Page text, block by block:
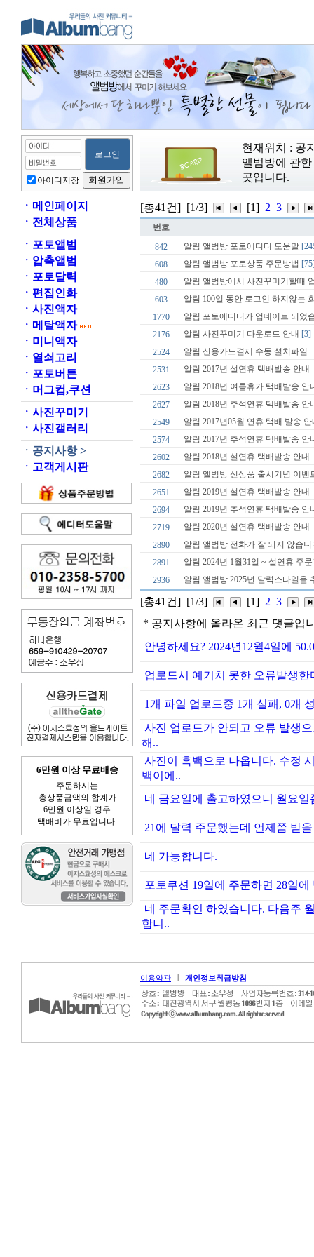
아이디저장
ㆍ 메인페이지
ㆍ 전체상품
ㆍ 포토앨범
ㆍ 압축앨범
ㆍ 포토달력
ㆍ 편집인화
ㆍ 사진액자
ㆍ 메탈액자
ㆍ 미니액자
ㆍ 열쇠고리
ㆍ 포토버튼
ㆍ 머그컵,쿠션
ㆍ 사진꾸미기
ㆍ 사진갤러리
ㆍ 공지사항 >
ㆍ 고객게시판
6만원 이상 무료배송
주문하시는
총상품금액의 합계가
6만원 이상일 경우
택배비가 무료입니다.
현재위치 : 공
앨범방에 관
곳입니다.
[총41건] [1/3] [1] 2 3
번호
842
알림 앨범방 포토에디터 도움말
608
알림 앨범방 포토상품 주문방법
480
알림 앨범방에서 사진꾸미기할때
603
알림 100일 동안 로그인 하지않는
1770
알림 포토에디터가 업데이트 되었
2176
알림 사진꾸미기 다운로드 안내 [3]
2524
알림 신용카드결제 수동 설치파일
2531
알림 2017년 설연휴 택배발송 안내
2623
알림 2018년 여름휴가 택배발송 안
2627
알림 2018년 추석연휴 택배발송 안
2549
알림 2017년05월 연휴 택배 발송 안
2574
알림 2017년 추석연휴 택배발송 안
2602
알림 2018년 설연휴 택배발송 안내
2682
알림 앨범방 신상품 출시기념 이벤
2651
알림 2019년 설연휴 택배발송 안내
2694
알림 2019년 추석연휴 택배발송 안
2719
알림 2020년 설연휴 택배발송 안내
2890
알림 앨범방 전화가 잘 되지 않습
2891
알림 2024년 1월31일 ~ 설연휴 주
2936
알림 앨범방 2025년 달력스타일을
[총41건] [1/3] [1] 2 3
* 공지사항에 올라온 최근 댓글입
안녕하세요? 2024년12월4일에
업로드시 예기치 못한 오류발생한
1개 파일 업로드중 1개 실패, 0개
사진 업로드가 안되고 오류 발생
해..
사진이 흑백으로 나옵니다. 수정
백이에..
네 금요일에 출고하였으니 월요
21에 달력 주문했는데 언제쯤 받
네 가능합니다.
포토쿠션 19일에 주문하면 28일
네 주문확인 하였습니다. 다음주
합니..
이용약관 | 개인정보취급방침